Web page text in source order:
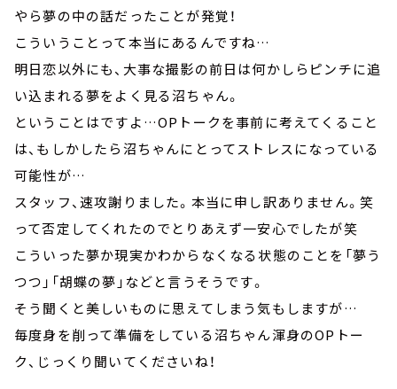
やら夢の中の話だったことが発覚！
こういうことって本当にあるんですね…
明日恋以外にも、大事な撮影の前日は何かしらピンチに追
い込まれる夢をよく見る沼ちゃん。
ということはですよ…OPトークを事前に考えてくること
は、もしかしたら沼ちゃんにとってストレスになっている
可能性が…
スタッフ、速攻謝りました。本当に申し訳ありません。笑
って否定してくれたのでとりあえず一安心でしたが笑
こういった夢か現実かわからなくなる状態のことを「夢う
つつ」「胡蝶の夢」などと言うそうです。
そう聞くと美しいものに思えてしまう気もしますが…
毎度身を削って準備をしている沼ちゃん渾身のOPトー
ク、じっくり聞いてくださいね！